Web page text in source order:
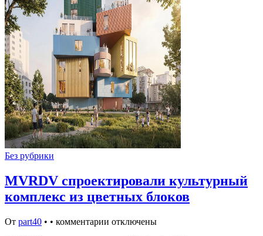
Без рубрики
MVRDV спроектировали культурный
комплекс из цветных блоков
От part40 • • комментарии отключены